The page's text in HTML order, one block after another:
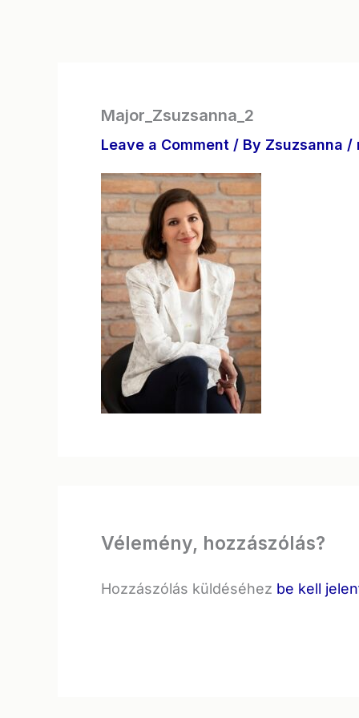
Major_Zsuzsanna_2
Leave a Comment / By Zsuzsanna /
Vélemény, hozzászólás?
Hozzászólás küldéséhez be kell